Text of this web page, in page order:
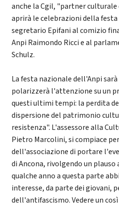
anche la Cgil, "partner
aprirà le celebrazioni della
segretario Epifani al comizio
Anpi Raimondo Ricci e al
Schulz.
La festa nazionale dell'Anpi
polarizzerà l'attenzione su un
questi ultimi tempi: la perdita
dispersione del patrimonio
resistenza". L'assessore alla
Pietro Marcolini, si compiace
dell'associazione di portare
di Ancona, rivolgendo un plauso
qualche anno a questa parte
interesse, da parte dei giovani,
dell'antifascismo. Vedere un